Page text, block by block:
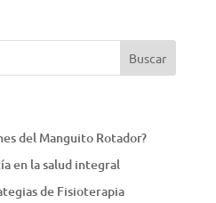
del Manguito Rotador?
en la salud integral
de Fisioterapia